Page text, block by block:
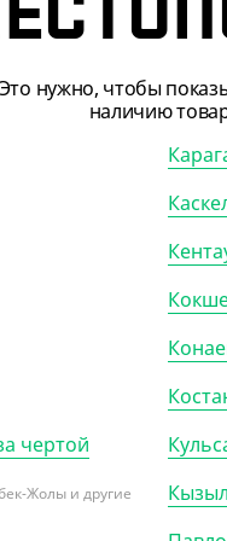
Это нужно, чтобы
наличию
чертой
Жолы и другие